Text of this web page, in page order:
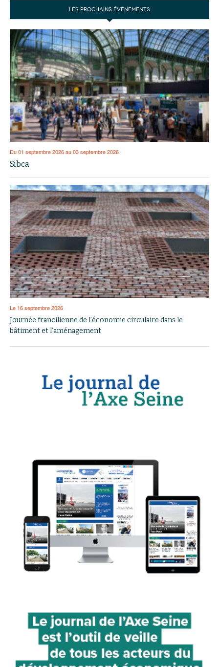
LES PROCHAINS ÉVÉNEMENTS
Du 01 septembre 2026 au 03 septembre 2026
Sibca
Le 16 septembre 2026
Journée francilienne de l’économie circulaire dans le
bâtiment et l’aménagement